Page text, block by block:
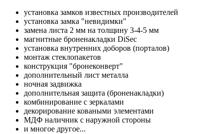
установка замков известных производителей
установка замка "невидимки"
замена листа 2 мм на толщину 3-4-5 мм
магнитные броненакладки DiSec
установка внутренних доборов (порталов)
монтаж стеклопакетов
конструкция "бронеконверт"
дополнительный лист металла
ночная задвижка
дополнительная защита (броненакладки)
комбинирование с зеркалами
декорирование коваными элементами
МДФ наличник с наружной стороны
и многое другое...